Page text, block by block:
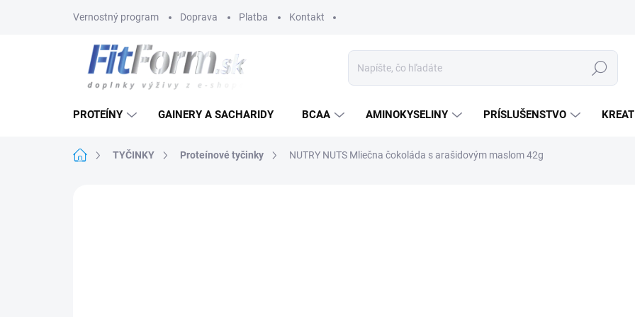
Vernostný program Doprava Platba Kontakt
Hľadať
PROTEÍNY GAINERY A SACHARIDY BCAA AMINOKYSELINY PRÍSLUŠENSTVO
DomovTYČINKY Proteínové tyčinky NUTRY NUTS Mliečna čokoláda s arašidovým maslom 42g